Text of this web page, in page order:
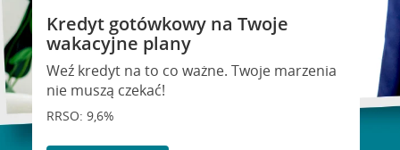
Kredyt gotówkowy na Twoje
wakacyjne plany
Weź kredyt na to co ważne. Twoje marzenia
nie muszą czekać!
RRSO: 9,6%